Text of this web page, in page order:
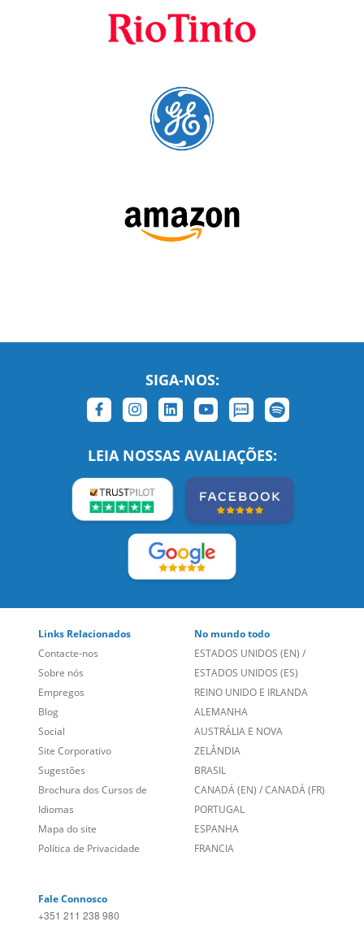
SIGA-NOS:
LEIA NOSSAS AVALIAÇÕES:
Links Relacionados
Contacte-nos
Sobre nós
Empregos
Blog
Social
Site Corporativo
Sugestões
Brochura dos Cursos de
Idiomas
Mapa do site
Política de Privacidade
No mundo todo
ESTADOS UNIDOS (EN) /
ESTADOS UNIDOS (ES)
REINO UNIDO E IRLANDA
ALEMANHA
AUSTRÁLIA E NOVA
ZELÂNDIA
BRASIL
CANADÁ (EN) /CANADÁ (FR)
PORTUGAL
ESPANHA
FRANCIA
Fale Connosco
+351 211 238 980